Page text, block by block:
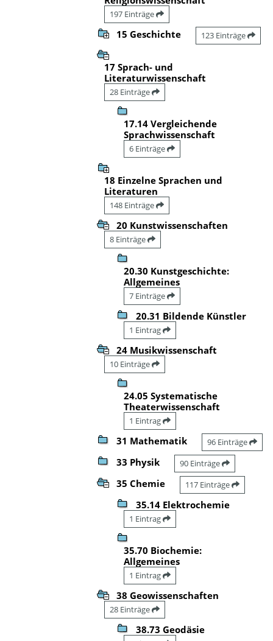
197 Einträge
15 Geschichte 123 Einträge
17 Sprach- und
Literaturwissenschaft
28 Einträge
17.14 Vergleichende
Sprachwissenschaft
6 Einträge
18 Einzelne Sprachen und
Literaturen
148 Einträge
20 Kunstwissenschaften
8 Einträge
20.30 Kunstgeschichte:
Allgemeines
7 Einträge
20.31 Bildende Künstler
1 Eintrag
24 Musikwissenschaft
10 Einträge
24.05 Systematische
Theaterwissenschaft
1 Eintrag
31 Mathematik 96 Einträge
33 Physik 90 Einträge
35 Chemie 117 Einträge
35.14 Elektrochemie
1 Eintrag
35.70 Biochemie:
Allgemeines
1 Eintrag
38 Geowissenschaften
28 Einträge
38.73 Geodäsie